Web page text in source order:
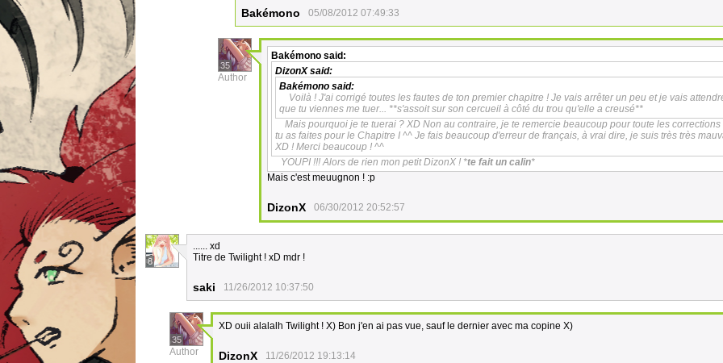
Bakémono 05/08/2012 07:49:33
35
Author
Bakémono said:
DizonXsaid:
Bakémono said:
Voilà ! J'ai corrigé toutes les fautes de ton premier chapitre ! Je vais arrêter un peu et je vais
que tu viennes me tuer... **s'assoit sur son cercueil à côté du trou qu'elle a creusé**
Mais pourquoi je te tuerai ? XD Non au contraire, je te remercie beaucoup pour toute les corrections
tu as faites pour le Chapitre I ^^ Je fais beaucoup d'erreur de français, à vrai dire, je suis très très
XD ! Merci beaucoup ! ^^
YOUPI !!! Alors de rien mon petit DizonX ! *te fait un calin*
Mais c'est meuugnon ! :p
DizonX 06/30/2012 20:52:57
8
...... xd
Titre de Twilight ! xD mdr !
saki 11/26/2012 10:37:50
35
Author
XD ouii alalalh Twilight ! X) Bon j'en ai pas vue, sauf le dernier avec ma copine X)
DizonX 11/26/2012 19:13:14